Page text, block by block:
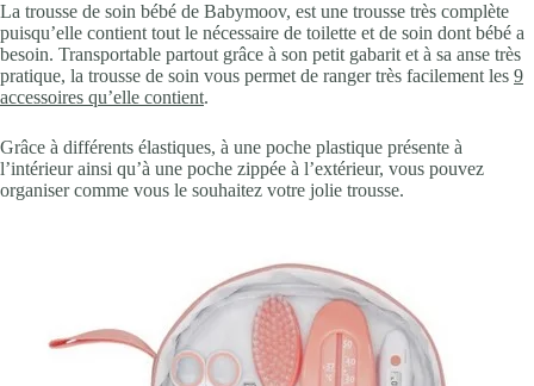
La trousse de soin bébé de Babymoov, est une trousse très complète
puisqu’elle contient tout le nécessaire de toilette et de soin dont bébé a
besoin. Transportable partout grâce à son petit gabarit et à sa anse très
pratique, la trousse de soin vous permet de ranger très facilement les 9
accessoires qu’elle contient.
Grâce à différents élastiques, à une poche plastique présente à
l’intérieur ainsi qu’à une poche zippée à l’extérieur, vous pouvez
organiser comme vous le souhaitez votre jolie trousse.